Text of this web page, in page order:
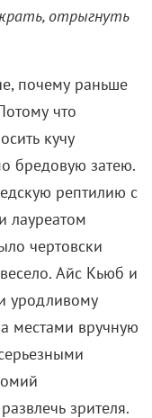
отрыгнуть
почему раньше
что
кучу
бредовую затею.
рептилию с
лауреатом
чертовски
Айс Кьюб и
уродливому
местами вручную
зрителя.